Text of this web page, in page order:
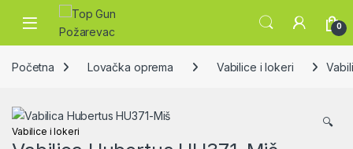
Skip to navigation
Skip to content
Open 0
Početna Lovačka oprema Vabilice i lokeri
🔍
Vabilice i lokeri